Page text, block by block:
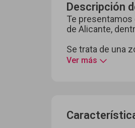
Descripción
Te presentamos
de Alicante,
Se trata de una
Ver más